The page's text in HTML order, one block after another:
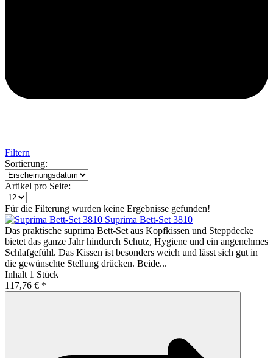
Filtern
Sortierung:
Artikel pro Seite:
Für die Filterung wurden keine Ergebnisse gefunden!
Suprima Bett-Set 3810
Das praktische suprima Bett-Set aus Kopfkissen und Steppdecke
bietet das ganze Jahr hindurch Schutz, Hygiene und ein angenehmes
Schlafgefühl. Das Kissen ist besonders weich und lässt sich gut in
die gewünschte Stellung drücken. Beide...
Inhalt 1 Stück
117,76 € *